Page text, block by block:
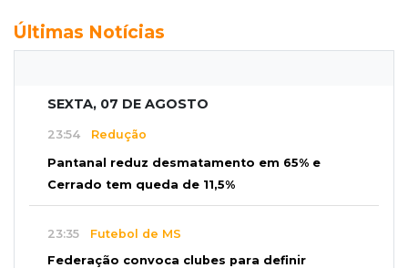
Últimas Notícias
SEXTA, 07 DE AGOSTO
23:54 Redução
Pantanal reduz desmatamento em 65% e
Cerrado tem queda de 11,5%
23:35 Futebol de MS
Federação convoca clubes para definir